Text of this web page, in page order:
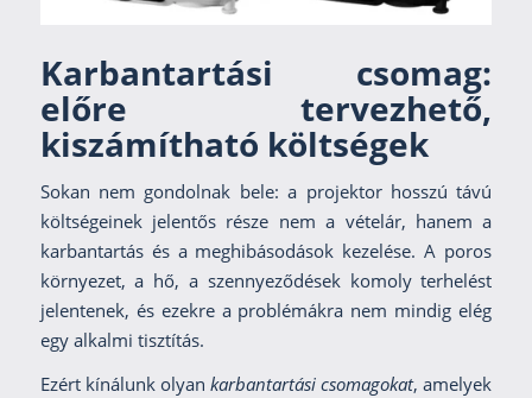
Karbantartási csomag:
előre tervezhető,
kiszámítható költségek
Sokan nem gondolnak bele: a projektor hosszú távú
költségeinek jelentős része nem a vételár, hanem a
karbantartás és a meghibásodások kezelése. A poros
környezet, a hő, a szennyeződések komoly terhelést
jelentenek, és ezekre a problémákra nem mindig elég
egy alkalmi tisztítás.
Ezért kínálunk olyankarbantartási csomagokat, amelyek